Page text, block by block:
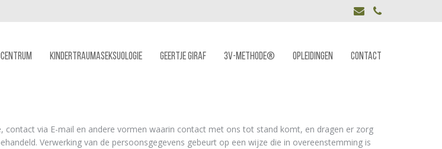
E- Phone
KINDERTRAUMASEKSUOLOGIE GEERTJE GIRAF 3V-METHODE® OPLEIDINGEN CONTACT
contact via E-mail en andere vormen waarin contact met ons tot stand komt, en dragen er zorg
Verwerking van de persoonsgegevens gebeurt op een wijze die in overeenstemming is